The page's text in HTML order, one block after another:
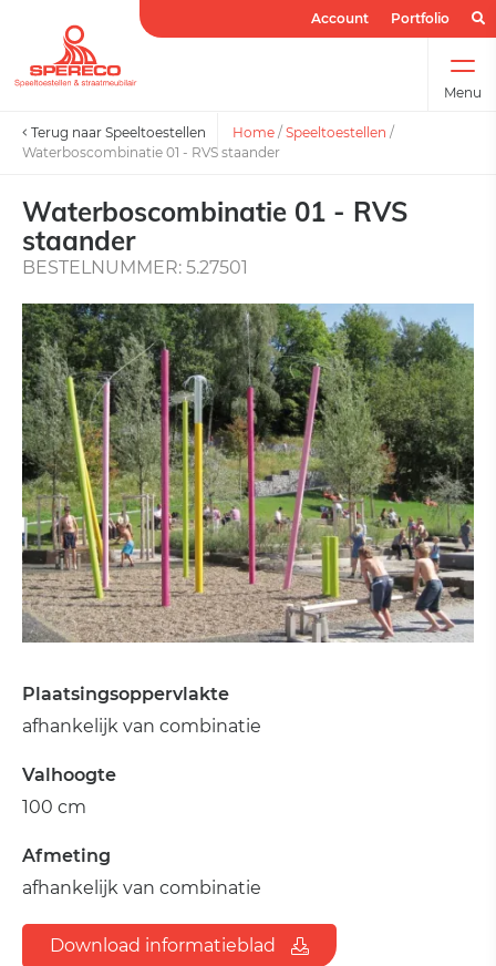
Account Portfolio
Menu
Terug naar Speeltoestellen Home / Speeltoestellen /
Waterboscombinatie 01 - RVS staander
Waterboscombinatie 01 - RVS
staander
BESTELNUMMER: 5.27501
Plaatsingsoppervlakte
afhankelijk van combinatie
Valhoogte
100 cm
Afmeting
afhankelijk van combinatie
Download informatieblad